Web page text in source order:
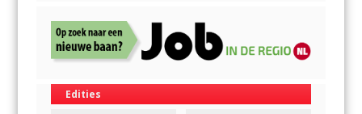
Edities